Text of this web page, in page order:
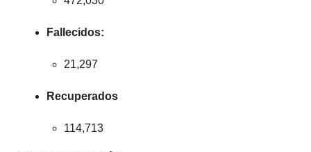
Fallecidos:
21,297
Recuperados
114,713